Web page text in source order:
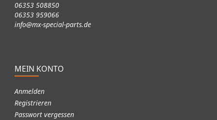
06353 508850
06353 959066
info@mx-special-parts.de
MEIN KONTO
Anmelden
Registrieren
Passwort vergessen